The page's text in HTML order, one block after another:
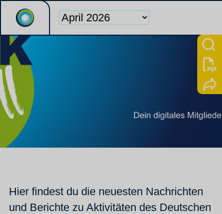
Hier findest du die neuesten Nachrichten
und Berichte zu Aktivitäten des Deutschen